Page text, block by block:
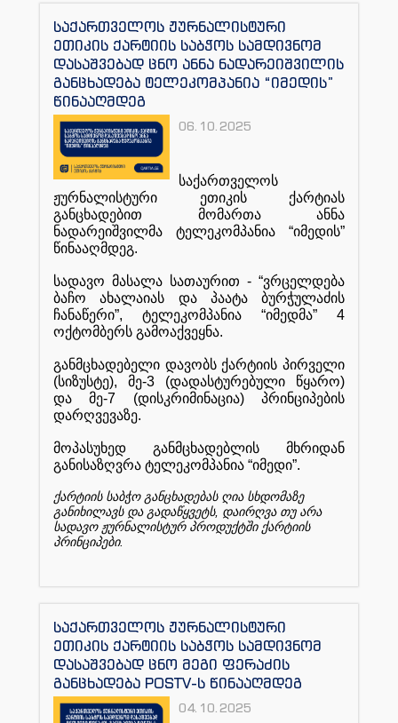
საქართველოს ჟურნალისტური
ეთიკის ქარტიის საბჭოს სამდივნომ
დასაშვებად ცნო ანნა ნადარეიშვილის
განცხადება ტელეკომპანია “იმედის”
წინააღმდეგ
06.10.2025
საქართველოს
ჟურნალისტური
ეთიკის
ქარტიას
განცხადებით
მომართა
ანნა
ნადარეიშვილმა
ტელეკომპანია “იმედის”
წინააღმდეგ.
სადავო მასალა სათაურით - “ვრცელდება
ბაჩო
ახალაიას და პაატა
ბურჭულაძის
ჩანაწერი”, ტელეკომპანია “იმედმა” 4
ოქტომბერს გამოაქვეყნა.
განმცხადებელი დავობს ქარტიის პირველი
(სიზუსტე), მე-3 (დადასტურებული წყარო)
და
მე-7 (დისკრიმინაცია)
პრინციპების
დარღვევაზე.
მოპასუხედ განმცხადებლის
მხრიდან
განისაზღვრა ტელეკომპანია “იმედი”.
ქარტიის საბჭო განცხადებას ღია სხდომაზე
განიხილავს და გადაწყვეტს, დაირღვა თუ არა
სადავო ჟურნალისტურ პროდუქტში ქარტიის
პრინციპები.
საქართველოს ჟურნალისტური
ეთიკის ქარტიის საბჭოს სამდივნომ
დასაშვებად ცნო მეგი ფერაძის
განცხადება POSTV-ს წინააღმდეგ
04.10.2025